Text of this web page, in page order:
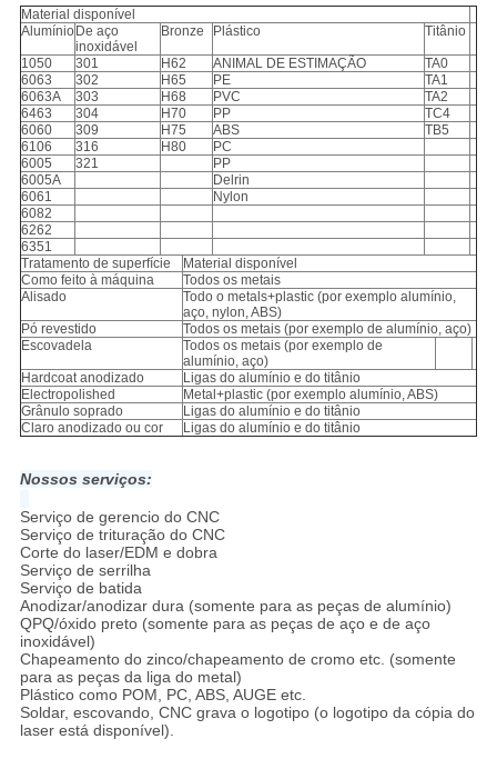
Material disponível
Alumínio De aço
inoxidável
Bronze Plástico Titânio
1050 301 H62 ANIMAL DE ESTIMAÇÃO
TA0
6063
302 H65 PE
TA1
6063A
303 H68 PVC
TA2
6463
304 H70 PP
TC4
6060
309 H75 ABS
TB5
6106
316 H80
PC
6005
321
PP
6005A
Delrin
6061
Nylon
6082
6262
6351
Tratamento de superfície
Material disponível
Como feito à máquina
Todos os metais
Alisado
Todo o metals+plastic (por exemplo alumínio,
aço, nylon, ABS)
Pó revestido
Todos os metais (por exemplo de alumínio, aço)
Escovadela
Todos os metais (por exemplo de
alumínio, aço)
Hardcoat anodizado
Ligas do alumínio e do titânio
Electropolished
Metal+plastic (por exemplo alumínio, ABS)
Grânulo soprado
Ligas do alumínio e do titânio
Claro anodizado ou cor
Ligas do alumínio e do titânio
Nossos serviços:
Serviço de gerencio do CNC
Serviço de trituração do CNC
Corte do laser/EDM e dobra
Serviço de serrilha
Serviço de batida
Anodizar/anodizar dura (somente para as peças de alumínio)
QPQ/óxido preto (somente para as peças de aço e de aço
inoxidável)
Chapeamento do zinco/chapeamento de cromo etc. (somente
para as peças da liga do metal)
Plástico como POM, PC, ABS, AUGE etc.
Soldar, escovando, CNC grava o logotipo (o logotipo da cópia do
laser está disponível).